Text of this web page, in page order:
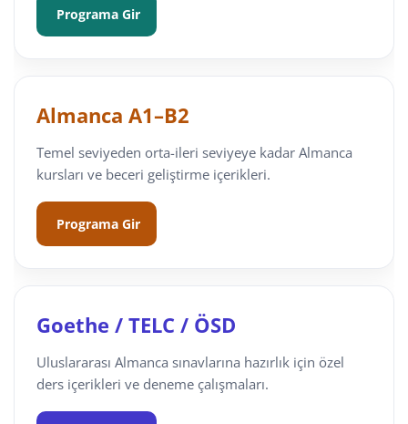
Programa Gir
Almanca A1–B2
Temel seviyeden orta-ileri seviyeye kadar Almanca
kursları ve beceri geliştirme içerikleri.
Programa Gir
Goethe / TELC / ÖSD
Uluslararası Almanca sınavlarına hazırlık için özel
ders içerikleri ve deneme çalışmaları.